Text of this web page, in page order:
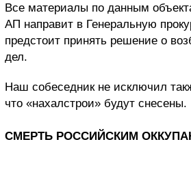
Все материалы по данным
АП направит в Генеральную
предстоит принять решение о
дел.
Наш собеседник не исключил
что «нахалстрои» будут снесены.
СМЕРТЬ РОССИЙСКИМ